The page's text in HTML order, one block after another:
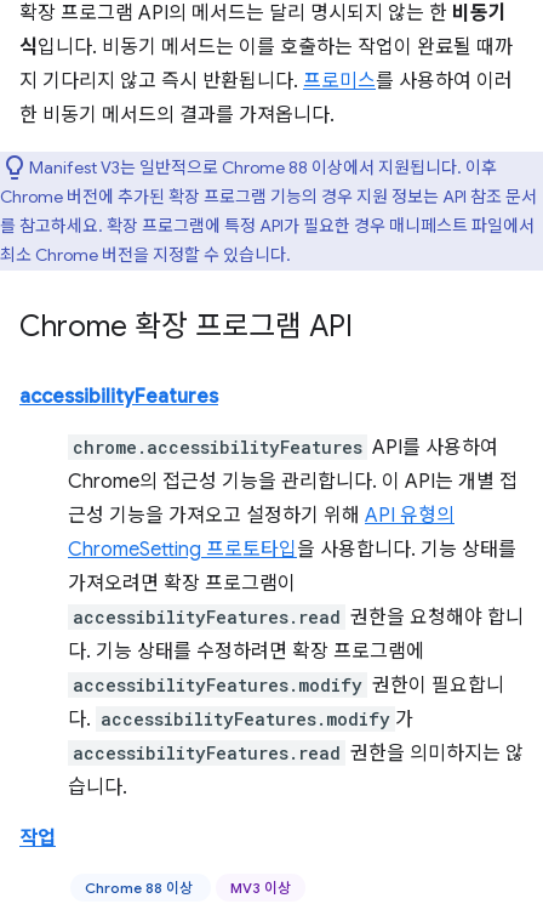
확장 프로그램 API의 메서드는 달리 명시되지 않는 한 비동기
식입니다. 비동기 메서드는 이를 호출하는 작업이 완료될 때까
지 기다리지 않고 즉시 반환됩니다. 프로미스를 사용하여 이러
한 비동기 메서드의 결과를 가져옵니다.
Manifest V3는 일반적으로 Chrome 88 이상에서 지원됩니다. 이후
Chrome 버전에 추가된 확장 프로그램 기능의 경우 지원 정보는 API 참조 문서
를 참고하세요. 확장 프로그램에 특정 API가 필요한 경우 매니페스트 파일에서
최소 Chrome 버전을 지정할 수 있습니다.
Chrome 확장 프로그램 API
accessibilityFeatures
chrome.accessibilityFeatures API를 사용하여
Chrome의 접근성 기능을 관리합니다. 이 API는 개별 접
근성 기능을 가져오고 설정하기 위해 API 유형의
ChromeSetting 프로토타입 을 사용합니다. 기능 상태를
가져오려면 확장 프로그램이
accessibilityFeatures.read 권한을 요청해야 합니
다. 기능 상태를 수정하려면 확장 프로그램에
accessibilityFeatures.modify 권한이 필요합니
다. accessibilityFeatures.modify 가
accessibilityFeatures.read 권한을 의미하지는 않
습니다.
작업
Chrome 88 이상 MV3 이상